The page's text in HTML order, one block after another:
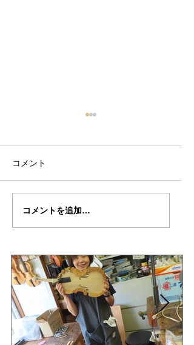
万里さんの”ALARD"制
コメント
コメントを追加…